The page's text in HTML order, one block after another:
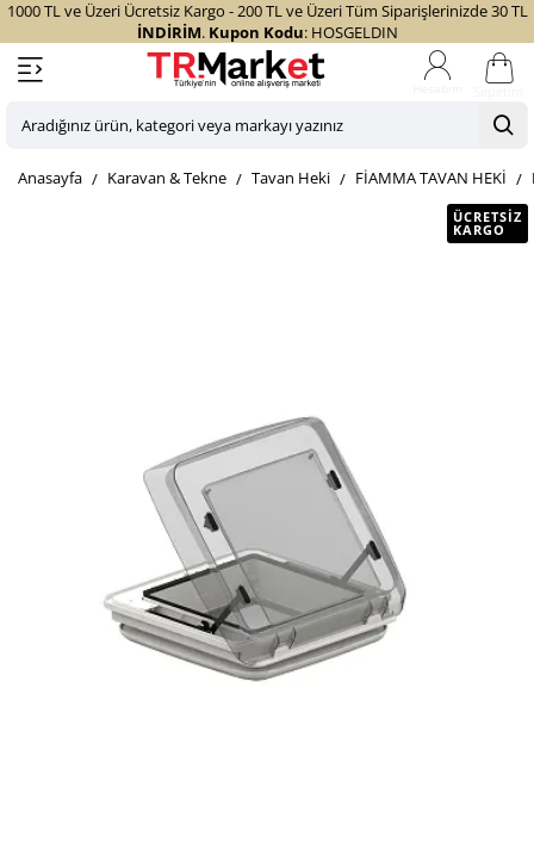
1000 TL ve Üzeri Ücretsiz Kargo - 200 TL ve Üzeri Tüm Siparişlerinizde 30 TL
İNDİRİM. Kupon Kodu: HOSGELDIN
Aradığınız
kategori
homeKaravan & Tekne Tavan Heki FİAMMA TAVAN HEKİ
ÜCRETSIZ
KARGO